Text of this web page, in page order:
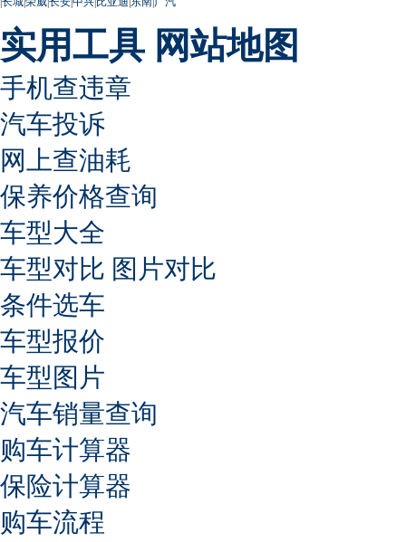
实用工具 网站地图
手机查违章
汽车投诉
网上查油耗
保养价格查询
车型大全
车型对比 图片对比
条件选车
车型报价
车型图片
汽车销量查询
购车计算器
保险计算器
购车流程